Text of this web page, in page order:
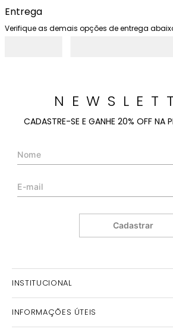
Entrega
Verifique as demais opções de entrega
CADASTRE-SE E GANHE 20% OFF NA
Cadastrar
INSTITUCIONAL
NOSSA HISTÓRIA
INFORMAÇÕES ÚTEIS